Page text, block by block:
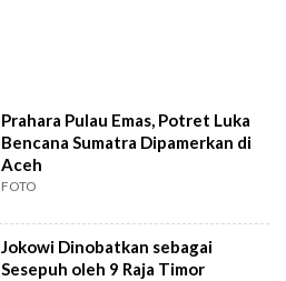
Prahara Pulau Emas, Potret Luka
Bencana Sumatra Dipamerkan di
Aceh
FOTO
Jokowi Dinobatkan sebagai
Sesepuh oleh 9 Raja Timor